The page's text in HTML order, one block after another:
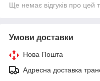
Ще немає відгуків про цей
Умови доставки
Нова Пошта
Адресна доставка